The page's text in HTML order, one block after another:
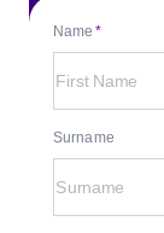
Name
Surname